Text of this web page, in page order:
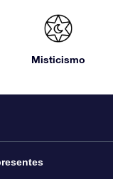
Misticismo